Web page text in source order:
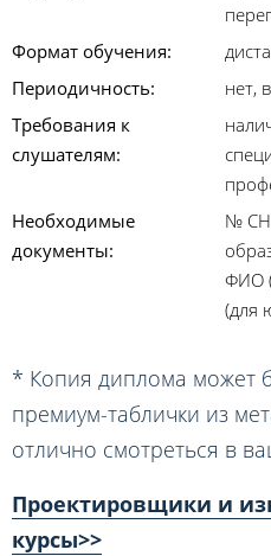
Формат обучения:
Периодичность:
нет,
Требования к
слушателям:
Необходимые
документы:
№
ФИО
(для
* Копия диплома может
премиум-таблички из
отлично смотреться в
Проектировщики и
курсы>>